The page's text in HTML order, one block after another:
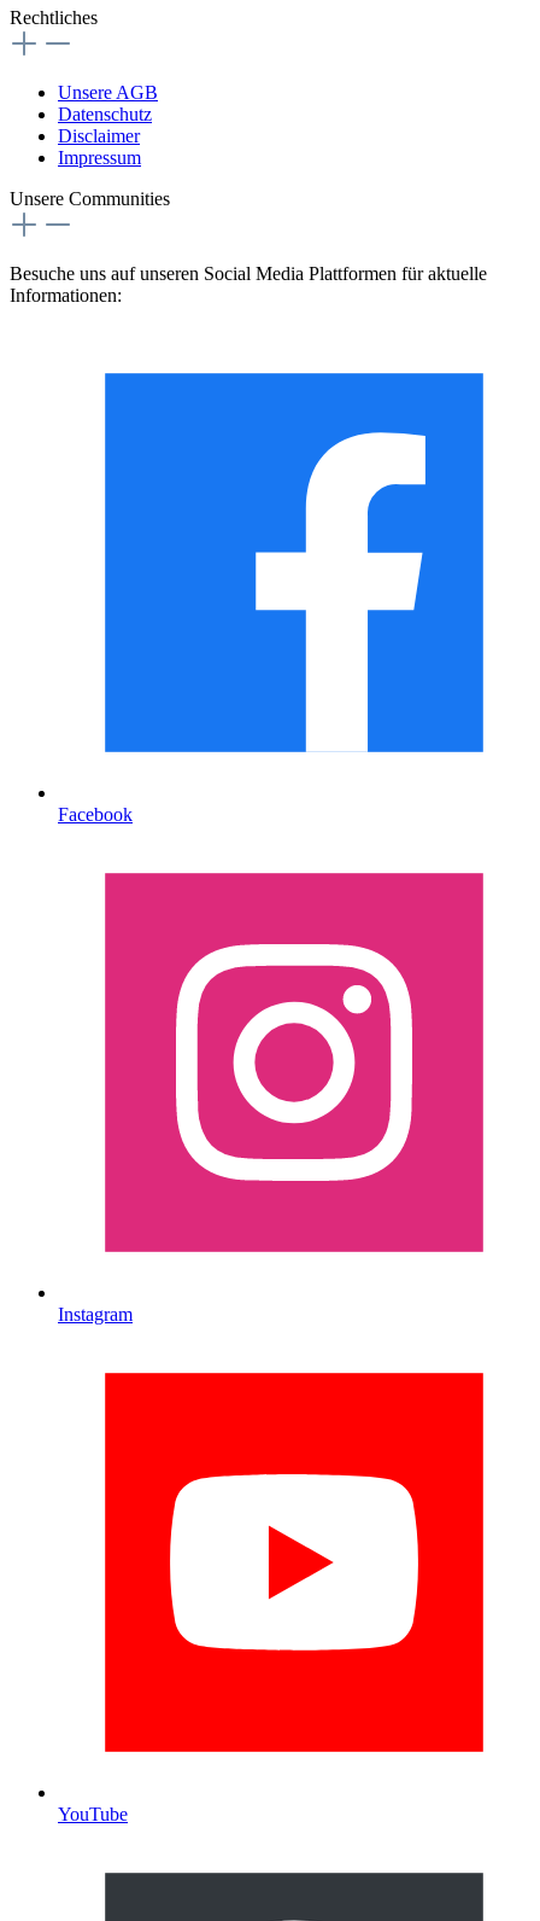
Rechtliches
Unsere AGB
Datenschutz
Disclaimer
Impressum
Unsere Communities
Besuche uns auf unseren Social Media Plattformen für aktuelle
Informationen:
Facebook
Instagram
YouTube